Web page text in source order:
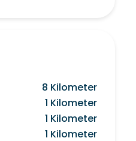
8 Kilometer
1 Kilometer
1 Kilometer
1 Kilometer